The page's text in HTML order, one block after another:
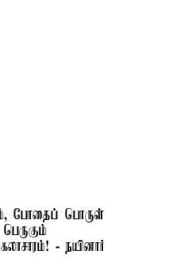
போதைப் பொருள்
- நயினார்